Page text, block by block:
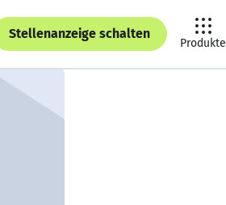
Stellenanzeige schalten
Produkte